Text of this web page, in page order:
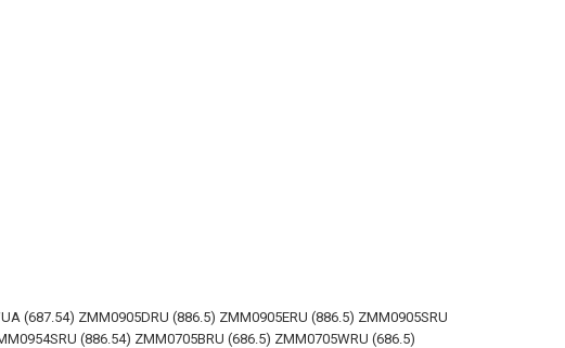
(687.54) ZMM0905DRU (886.5) ZMM0905ERU (886.5) ZMM0905SRU
(886.54) ZMM0705BRU (686.5) ZMM0705WRU (686.5)